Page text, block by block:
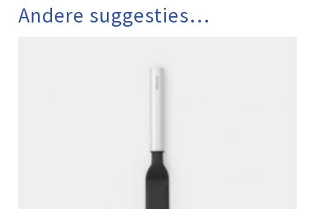
Andere suggesties…